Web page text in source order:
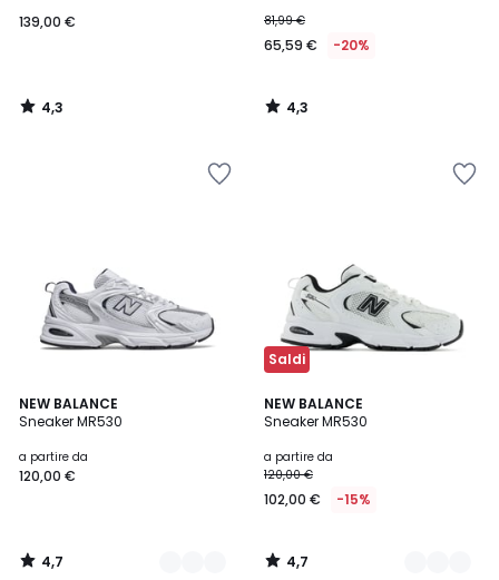
139,00 €
4,3
/
81,99 €
65,59 € -20%
4,3
/
NEW BALANCE
Sneaker MR530
a partire da
120,00 €
4,7
/ 5
2
Colori
4,7
/
Saldi
NEW BALANCE
Sneaker MR530
a partire da
120,00 €
102,00 € -15%
4,7
/ 5
2
Colori
4,7
/